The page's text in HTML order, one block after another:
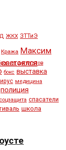
ЖКХ ЗТТиЭ
Кража Максим
депутатов
бокс выставка
медицина
полиция
соцзащита спасатели
школа